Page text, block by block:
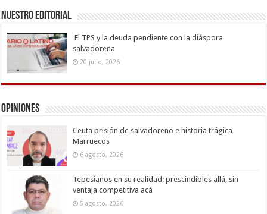
Nuestro Editorial
El TPS y la deuda pendiente con la diáspora
salvadoreña
20 julio, 2026
Opiniones
Ceuta prisión de salvadoreño e historia trágica
Marruecos
6 agosto, 2026
Tepesianos en su realidad: prescindibles allá, sin
ventaja competitiva acá
5 agosto, 2026